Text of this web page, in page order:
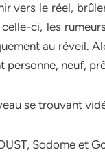
vers le réel,
ci, les
au réveil.
personne, neuf,
se trouvant
Sodome et